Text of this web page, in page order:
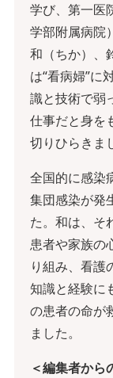
学び、第一医
学部附属病院
和（ちか）、
は“看病婦”に
識と技術で弱
仕事だと身を
切りひらきま
全国的に感染
集団感染が発
た。和は、そ
患者や家族の
り組み、看護
知識と経験に
の患者の命が
ました。
＜編集者から